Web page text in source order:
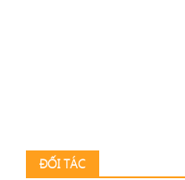
ĐỐI TÁC